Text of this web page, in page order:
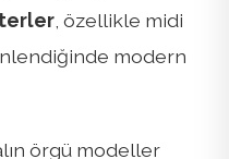
, özellikle midi
modern
örgü modeller